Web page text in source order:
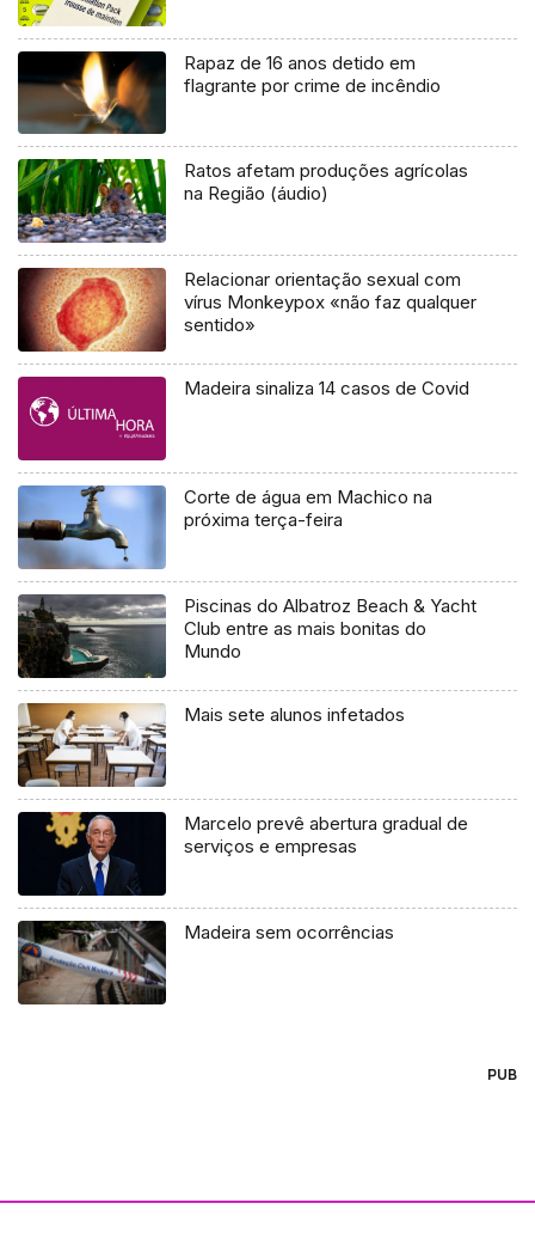
Rapaz de 16 anos detido em
flagrante por crime de incêndio
Ratos afetam produções agrícolas
na Região (áudio)
Relacionar orientação sexual com
vírus Monkeypox «não faz qualquer
sentido»
Madeira sinaliza 14 casos de Covid
Corte de água em Machico na
próxima terça-feira
Piscinas do Albatroz Beach & Yacht
Club entre as mais bonitas do
Mundo
Mais sete alunos infetados
Marcelo prevê abertura gradual de
serviços e empresas
Madeira sem ocorrências
PUB